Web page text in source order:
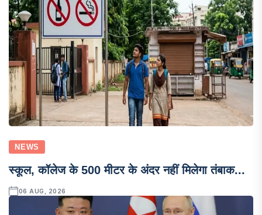
NEWS
स्कूल, कॉलेज के 500 मीटर के अंदर नहीं मिलेगा तंबाक...
06 AUG, 2026